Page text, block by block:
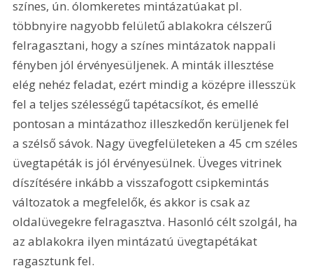
színes, ún. ólomkeretes mintázatúakat pl.
többnyire nagyobb felületű ablakokra célszerű
felragasztani, hogy a színes mintázatok nappali
fényben jól érvényesüljenek. A minták illesztése
elég nehéz feladat, ezért mindig a középre illesszük
fel a teljes szélességű tapétacsíkot, és emellé
pontosan a mintázathoz illeszkedőn kerüljenek fel
a szélső sávok. Nagy üvegfelületeken a 45 cm széles
üvegtapéták is jól érvényesülnek. Üveges vitrinek
díszítésére inkább a visszafogott csipkemintás
változatok a megfelelők, és akkor is csak az
oldalüvegekre felragasztva. Hasonló célt szolgál, ha
az ablakokra ilyen mintázatú üvegtapétákat
ragasztunk fel.